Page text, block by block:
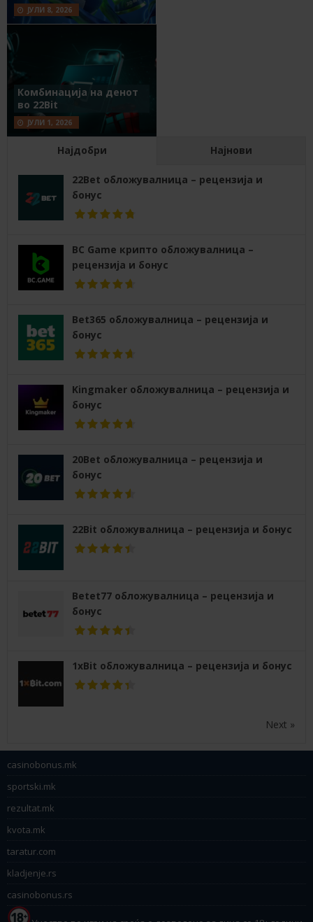
ЈУЛИ 8, 2026
Комбинација на денот
во 22Bit
ЈУЛИ 1, 2026
Најдобри Најнови
22Bet обложувалница – рецензија и
бонус
BC Game крипто обложувалница –
рецензија и бонус
Bet365 обложувалница – рецензија и
бонус
Kingmaker обложувалница – рецензија и
бонус
20Bet обложувалница – рецензија и
бонус
22Bit обложувалница – рецензија и бонус
Betet77 обложувалница – рецензија и
бонус
1xBit обложувалница – рецензија и бонус
Next »
casinobonus.mk
sportski.mk
rezultat.mk
kvota.mk
taratur.com
kladjenje.rs
casinobonus.rs